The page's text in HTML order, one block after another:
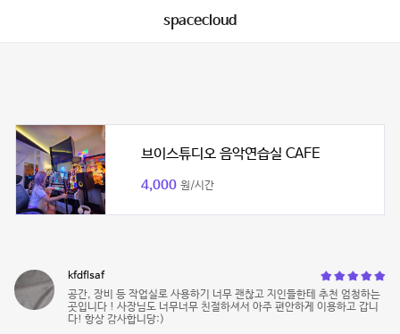
spacecloud
브이스튜디오 음악연습실 CAFE
4,000 원/시간
kfdflsaf
공간, 장비 등 작업실로 사용하기 너무 괜찮고 지인들한테 추천 엄청하는
곳입니다 ! 사장님도 너무너무 친절하셔서 아주 편안하게 이용하고 갑니
다! 항상 감사합니당:)